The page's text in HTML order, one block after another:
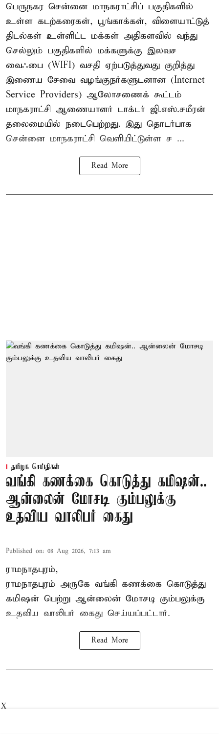
பெருநகர சென்னை மாநகராட்சிப் பகுதிகளில்
உள்ள கடற்கரைகள், பூங்காக்கள், விளையாட்டுத்
திடல்கள் உள்ளிட்ட மக்கள் அதிகளவில் வந்து
செல்லும் பகுதிகளில் மக்களுக்கு இலவச
வைஃபை (WIFI) வசதி ஏற்படுத்துவது குறித்து
இணைய சேவை வழங்குநர்களுடனான (Internet
Service Providers) ஆலோசணைக் கூட்டம்
மாநகராட்சி ஆணையாளர் டாக்டர் ஜி.எஸ்.சமீரன்
தலைமையில் நடைபெற்றது. இது தொடர்பாக
சென்னை மாநகராட்சி வெளியிட்டுள்ள ச ...
Read More
தமிழக செய்திகள்
வங்கி கணக்கை கொடுத்து கமிஷன்..
ஆன்லைன் மோசடி கும்பலுக்கு
உதவிய வாலிபர் கைது
Published on: 08 Aug 2026, 7:13 am
ராமநாதபுரம்,
ராமநாதபுரம் அருகே வங்கி கணக்கை கொடுத்து
கமிஷன் பெற்று ஆன்லைன் மோசடி கும்பலுக்கு
உதவிய வாலிபர் கைது செய்யப்பட்டார்.
Read More
X